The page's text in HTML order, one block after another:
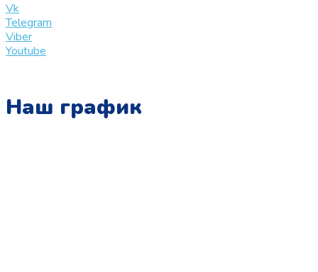
Vk
Telegram
Viber
Youtube
Наш график